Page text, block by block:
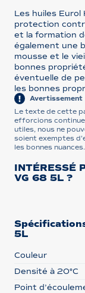
Les huiles
protection
et la formation
également une
mousse et le
bonnes
éventuelle de
les bonnes
Avertissement
Le texte de cette
efforcions
utiles, nous ne
soient exemptes
les bonnes nuances.
INTÉRESSÉ
VG 68 5L ?
5L
Couleur
Densité à 20°C
Point